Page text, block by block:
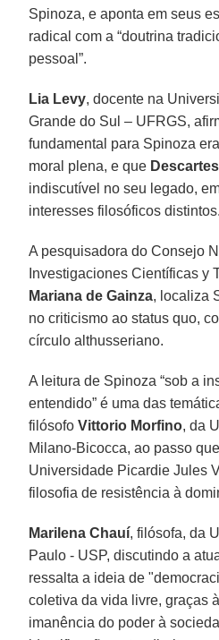
Spinoza, e aponta em seus
radical com a “doutrina
pessoal”.
Lia Levy, docente na
Grande do Sul – UFRGS,
fundamental para Spinoza
moral plena, e que
indiscutível no seu legado,
interesses filosóficos distintos.
A pesquisadora do Consejo
Investigaciones Científicas y
Mariana de Gainza, localiza
no criticismo ao status quo,
círculo althusseriano.
A leitura de Spinoza “sob a
entendido” é uma das
filósofoVittorio Morfino, da
Milano-Bicocca, ao passo que
Universidade Picardie Jules
filosofia de resistência à
Marilena Chauí, filósofa, da
Paulo - USP, discutindo a
ressalta a ideia de
coletiva da vida livre, graças
imanência do poder à